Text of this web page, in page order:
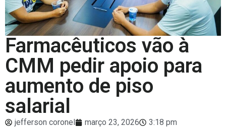
Farmacêuticos vão à
CMM pedir apoio para
aumento de piso
salarial
jefferson coronel março 23, 2026
3:18 pm